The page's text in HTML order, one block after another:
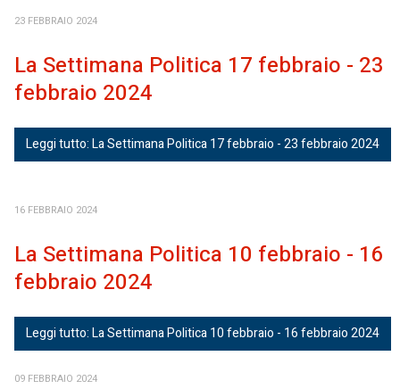
23 FEBBRAIO 2024
La Settimana Politica 17 febbraio - 23
febbraio 2024
Leggi tutto: La Settimana Politica 17 febbraio - 23 febbraio 2024
16 FEBBRAIO 2024
La Settimana Politica 10 febbraio - 16
febbraio 2024
Leggi tutto: La Settimana Politica 10 febbraio - 16 febbraio 2024
09 FEBBRAIO 2024